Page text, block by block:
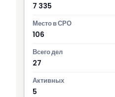
7 335
106
27
5